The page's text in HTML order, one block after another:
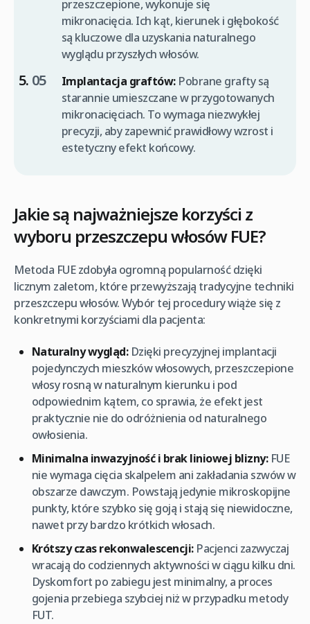
przeszczepione, wykonuje się
mikronacięcia. Ich kąt, kierunek i głębokość
są kluczowe dla uzyskania naturalnego
wyglądu przyszłych włosów.
Implantacja graftów:Pobrane grafty są
starannie umieszczane w przygotowanych
mikronacięciach. To wymaga niezwykłej
precyzji, aby zapewnić prawidłowy wzrost i
estetyczny efekt końcowy.
Jakie są najważniejsze korzyści z
wyboru przeszczepu włosów FUE?
Metoda FUE zdobyła ogromną popularność dzięki
licznym zaletom, które przewyższają tradycyjne techniki
przeszczepu włosów. Wybór tej procedury wiąże się z
konkretnymi korzyściami dla pacjenta:
Naturalny wygląd:Dzięki precyzyjnej implantacji
pojedynczych mieszków włosowych, przeszczepione
włosy rosną w naturalnym kierunku i pod
odpowiednim kątem, co sprawia, że efekt jest
praktycznie nie do odróżnienia od naturalnego
owłosienia.
Minimalna inwazyjność i brak liniowej blizny:FUE
nie wymaga cięcia skalpelem ani zakładania szwów w
obszarze dawczym. Powstają jedynie mikroskopijne
punkty, które szybko się goją i stają się niewidoczne,
nawet przy bardzo krótkich włosach.
Krótszy czas rekonwalescencji:Pacjenci zazwyczaj
wracają do codziennych aktywności w ciągu kilku dni.
Dyskomfort po zabiegu jest minimalny, a proces
gojenia przebiega szybciej niż w przypadku metody
FUT.